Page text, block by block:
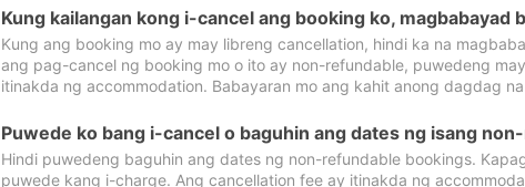
Kung kailangan kong i-cancel ang booking ko, magbabayad
Kung ang booking mo ay may libreng cancellation, hindi ka na
ang pag-cancel ng booking mo o ito ay non-refundable, puwedeng
itinakda ng accommodation. Babayaran mo ang kahit anong dagdag
Puwede ko bang i-cancel o baguhin ang dates ng isang
Hindi puwedeng baguhin ang dates ng non-refundable bookings.
puwede kang i-charge. Ang cancellation fee ay itinakda ng